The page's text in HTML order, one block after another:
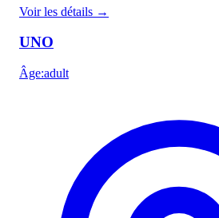
Voir les détails →
UNO
Âge:adult